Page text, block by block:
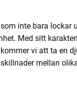
inte bara
Med sitt
vi att ta en
mellan